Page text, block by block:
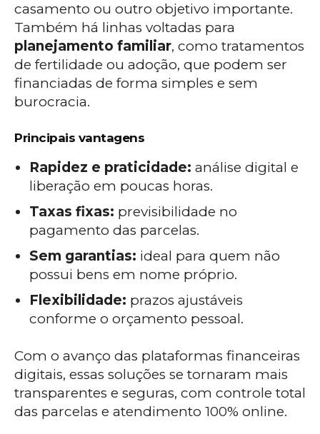
casamento ou outro objetivo importante.
Também há linhas voltadas para
planejamento familiar, como tratamentos
de fertilidade ou adoção, que podem ser
financiadas de forma simples e sem
burocracia.
Principais vantagens
Rapidez e praticidade: análise digital e
liberação em poucas horas.
Taxas fixas: previsibilidade no
pagamento das parcelas.
Sem garantias: ideal para quem não
possui bens em nome próprio.
Flexibilidade: prazos ajustáveis
conforme o orçamento pessoal.
Com o avanço das plataformas financeiras
digitais, essas soluções se tornaram mais
transparentes e seguras, com controle total
das parcelas e atendimento 100% online.